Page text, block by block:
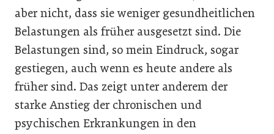
aber nicht, dass sie weniger gesundheitlichen
Belastungen als früher ausgesetzt sind. Die
Belastungen sind, so mein Eindruck, sogar
gestiegen, auch wenn es heute andere als
früher sind. Das zeigt unter anderem der
starke Anstieg der chronischen und
psychischen Erkrankungen in den